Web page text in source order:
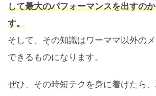
して最大のパフォーマンスを出すの
す。
そして、その知識はワーママ以外の
できるものになります。
ぜひ、その時短テクを身に着けたら